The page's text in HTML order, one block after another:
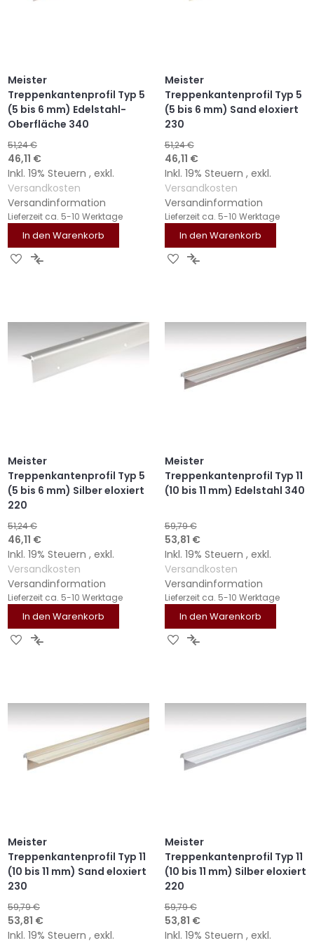
Meister
Treppenkantenprofil Typ 5
(5 bis 6 mm) Edelstahl-
Oberfläche 340
51,24 €
Sonderangebot
46,11 €
Inkl. 19% Steuern , exkl.
Versandkosten
Versandinformation
Lieferzeit ca. 5-10 Werktage
In den Warenkorb
ZURZUR
Meister
Treppenkantenprofil Typ 5
(5 bis 6 mm) Sand eloxiert
230
51,24 €
Sonderangebot
46,11 €
Inkl. 19% Steuern , exkl.
Versandkosten
Versandinformation
Lieferzeit ca. 5-10 Werktage
In den Warenkorb
ZURZUR
Meister
Treppenkantenprofil Typ 5
(5 bis 6 mm) Silber eloxiert
220
51,24 €
Sonderangebot
46,11 €
Inkl. 19% Steuern , exkl.
Versandkosten
Versandinformation
Lieferzeit ca. 5-10 Werktage
In den Warenkorb
ZURZUR
Meister
Treppenkantenprofil Typ 11
(10 bis 11 mm) Edelstahl 340
59,79 €
Sonderangebot
53,81 €
Inkl. 19% Steuern , exkl.
Versandkosten
Versandinformation
Lieferzeit ca. 5-10 Werktage
In den Warenkorb
ZURZUR
Meister
Treppenkantenprofil Typ 11
(10 bis 11 mm) Sand eloxiert
230
59,79 €
Sonderangebot
53,81 €
Inkl. 19% Steuern , exkl.
Meister
Treppenkantenprofil Typ 11
(10 bis 11 mm) Silber eloxiert
220
59,79 €
Sonderangebot
53,81 €
Inkl. 19% Steuern , exkl.